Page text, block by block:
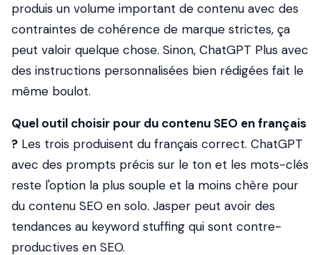
produis un volume important de contenu avec des
contraintes de cohérence de marque strictes, ça
peut valoir quelque chose. Sinon, ChatGPT Plus avec
des instructions personnalisées bien rédigées fait le
même boulot.
Quel outil choisir pour du contenu SEO en français
? Les trois produisent du français correct. ChatGPT
avec des prompts précis sur le ton et les mots-clés
reste l'option la plus souple et la moins chère pour
du contenu SEO en solo. Jasper peut avoir des
tendances au keyword stuffing qui sont contre-
productives en SEO.